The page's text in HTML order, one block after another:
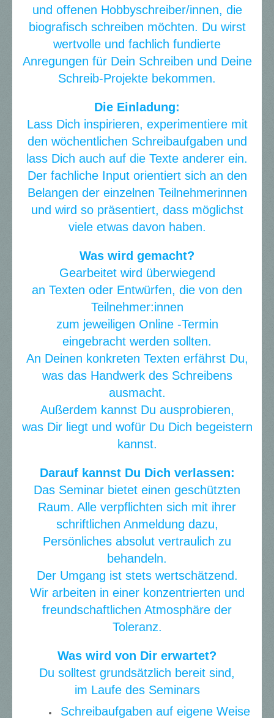
und offenen Hobbyschreiber/innen, die
biografisch schreiben möchten. Du wirst
wertvolle und fachlich fundierte
Anregungen für Dein Schreiben und Deine
Schreib-Projekte bekommen.
Die Einladung:
Lass Dich inspirieren, experimentiere mit
den wöchentlichen Schreibaufgaben und
lass Dich auch auf die Texte anderer ein.
Der fachliche Input orientiert sich an den
Belangen der einzelnen Teilnehmerinnen
und wird so präsentiert, dass möglichst
viele etwas davon haben.
Was wird gemacht?
Gearbeitet wird überwiegend
an Texten oder Entwürfen, die von den
Teilnehmer:innen
zum jeweiligen Online -Termin
eingebracht werden sollten.
An Deinen konkreten Texten erfährst Du,
was das Handwerk des Schreibens
ausmacht.
Außerdem kannst Du ausprobieren,
was Dir liegt und wofür Du Dich begeistern
kannst.
Darauf kannst Du Dich verlassen:
Das Seminar bietet einen geschützten
Raum. Alle verpflichten sich mit ihrer
schriftlichen Anmeldung dazu,
Persönliches absolut vertraulich zu
behandeln.
Der Umgang ist stets wertschätzend.
Wir arbeiten in einer konzentrierten und
freundschaftlichen Atmosphäre der
Toleranz.
Was wird von Dir erwartet?
Du solltest grundsätzlich bereit sind,
im Laufe des Seminars
Schreibaufgaben auf eigene Weise